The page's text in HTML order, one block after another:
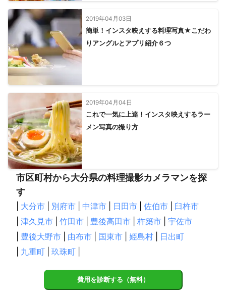
[関連資格]
フォトマスター検定
(文部科学省認定)
[ メディア ]
ホットペッパー
じゃらん
ゼクシィ
これまでの実績
・ウェディング
( 挙式・披露宴・2次会 )
・エンゲージメント
( 浜辺・公園・ご自宅等で )
・マタニティ・ニューボーン
( ご自宅等 )
・ハーフバースデー・バースデー
( ご自宅等 )
・お宮参り・お食い初め
百日祝い・初節句
( 神社・公園・ご自宅等 )
・七五三
( 神社・公園・ご自宅等 )
・入園入学、卒園卒業
( 学校・公園・ご自宅等 )
( 学校・公園・ご自宅等 )
・キッズ・ファミリー・ペット
( ご自宅・公園・思い出の場所等 )
高千穂町 延岡市 宮崎市
五ヶ瀬町
諸塚村 門川町 美郷町
都農町
木城町 川南町 西米良村 西都市
高鍋町
新富町
国富町 綾町
三股町
日南市 串間市
【鹿児島県 】
伊佐市 湧水町 出水市
曽於市
阿久根市 姶良市 志布志市
いちき串木野市
薩摩川内市 東串良町
鹿屋市
日置市
鹿児島市 肝付町
南大隅町
枕崎市 南さつま市
奄美市
十島村 中種子町
大和村
宇検村 瀬戸内町 龍郷町 喜界町
徳之島町
天城町
2019年04月03日
簡単！インスタ映えする料理写真★こだわ
りアングルとアプリ紹介６つ
2019年04月04日
これで一気に上達！インスタ映えするラー
メン写真の撮り方
市区町村から大分県の料理撮影カメラマンを探
す
大分市 別府市 中津市 日田市 佐伯市
臼杵市
津久見市 竹田市 豊後高田市 杵築市
宇佐市
豊後大野市 由布市 国東市 姫島村
日出町
九重町 玖珠町
費用を診断する（無料）